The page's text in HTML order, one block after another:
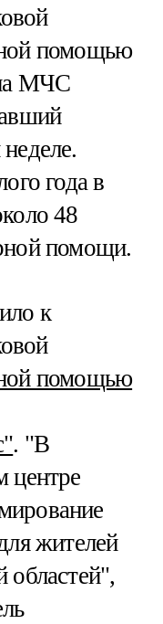
помощью
МЧС
года в
48
помощи.
к
помощью
. "В
центре
жителей
областей",